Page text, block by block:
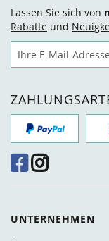
Lassen Sie sich von
Rabatte und
UNTERNEHMEN